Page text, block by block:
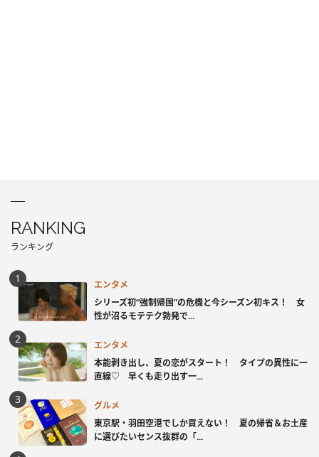
RANKING
ランキング
エンタメ
シリーズ初“強制帰国”の危機と今シーズン初キス！ 女
性が沼るモテテク勃発で...
エンタメ
本能剥き出し、夏の恋がスタート！ タイプの異性に一
直線♡ 早くも走り出す一...
グルメ
東京駅・羽田空港でしか買えない！ 夏の帰省＆お土産
に選びたいセンス抜群の「...